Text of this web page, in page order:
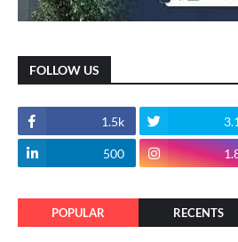
FOLLOW US
1.5k
500
POPULAR RECENTS